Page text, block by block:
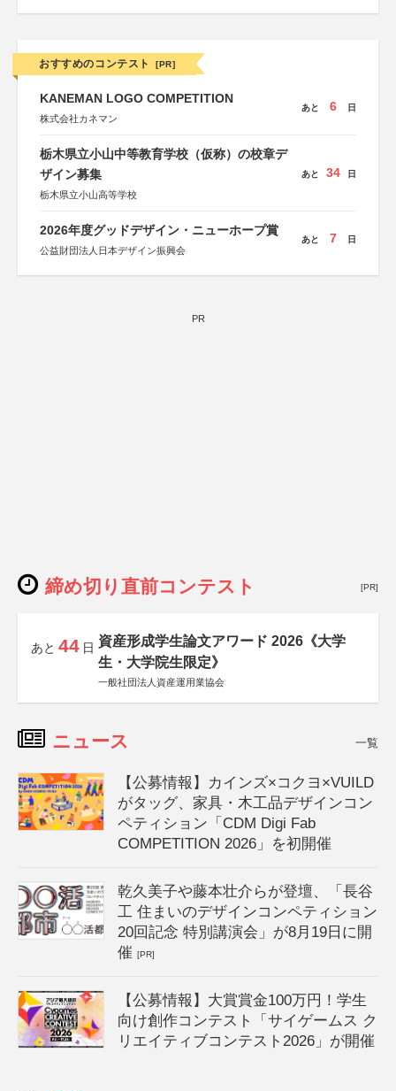
おすすめのコンテスト [PR]
KANEMAN LOGO COMPETITION
株式会社カネマン
あと 6 日
栃木県立小山中等教育学校（仮称）の校章デ
ザイン募集
栃木県立小山高等学校
あと 34 日
2026年度グッドデザイン・ニューホープ賞
公益財団法人日本デザイン振興会
あと 7 日
PR
締め切り直前コンテスト [PR]
あと 44 日 資産形成学生論文アワード 2026《大学
生・大学院生限定》
一般社団法人資産運用業協会
ニュース 一覧
【公募情報】カインズ×コクヨ×VUILD
がタッグ、家具・木工品デザインコン
ペティション「CDM Digi Fab
COMPETITION 2026」を初開催
乾久美子や藤本壮介らが登壇、「長谷
工 住まいのデザインコンペティション
20回記念 特別講演会」が8月19日に開
催[PR]
【公募情報】大賞賞金100万円！学生
向け創作コンテスト「サイゲームス ク
リエイティブコンテスト2026」が開催